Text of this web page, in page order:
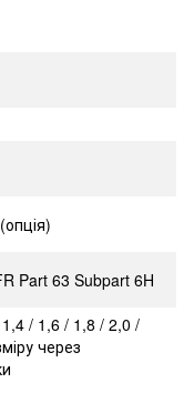
Part 63 Subpart 6H
/ 1,6 / 1,8 / 2,0 /
через